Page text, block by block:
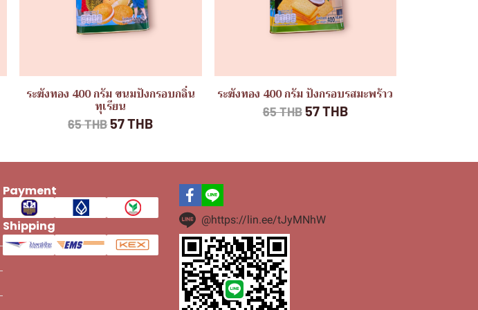
ระฆังทอง 400 กรัม ขนมปังกรอบกลิ่น
ทุเรียน
65 THB57 THB
ระฆังทอง 400 กรัม ปังกรอบรสมะพร้าว
65 THB57 THB
Payment
Shipping @https://lin.ee/tJyMNhW